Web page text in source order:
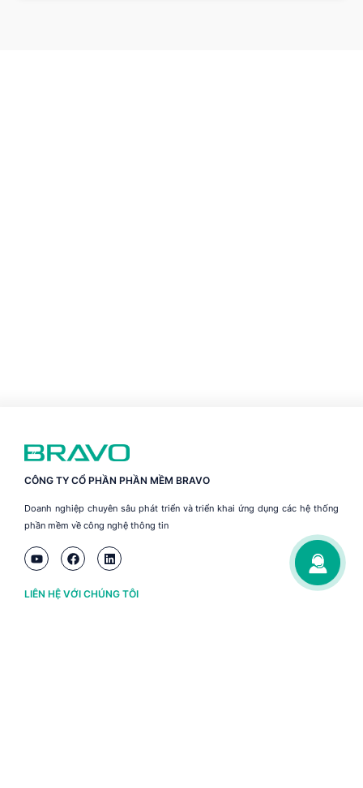
CÔNG TY CỔ PHẦN PHẦN MỀM BRAVO
Doanh nghiệp chuyên sâu phát triển và triển khai ứng dụng các hệ thống
phần mềm về công nghệ thông tin
LIÊN HỆ VỚI CHÚNG TÔI